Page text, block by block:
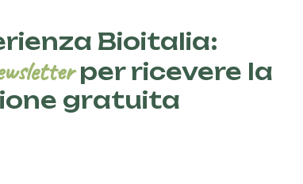
Bioitalia:
per ricevere la
gratuita